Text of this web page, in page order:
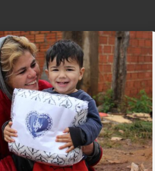
Humanos: para que
doar